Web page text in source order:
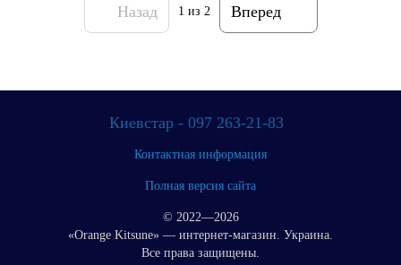
Назад 1 из 2 Вперед
Киевстар - 097 263-21-83
Контактная информация
Полная версия сайта
© 2022—2026
«Orange Kitsune» — интернет-магазин. Украина.
Все права защищены.